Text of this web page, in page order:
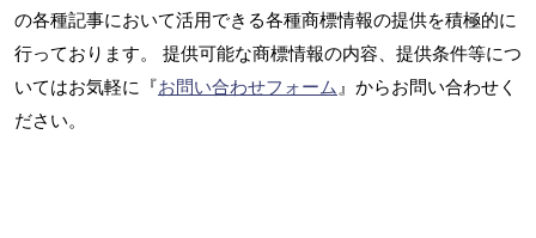
の各種記事において活用できる各種商標情報の提供を積極的に
行っております。 提供可能な商標情報の内容、提供条件等につ
いてはお気軽に『お問い合わせフォーム』からお問い合わせく
ださい。